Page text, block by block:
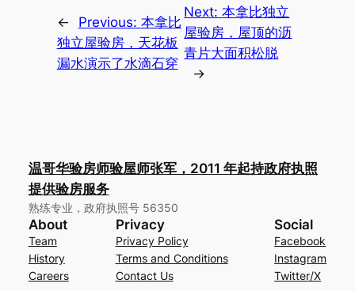
← Previous: 本拿比
独立屋验房，天花板
漏水演示了水滴石穿
Next:本拿比独立
屋验房，屋顶的沥
青片大面积松脱
→
温哥华验房师验屋师张军，2011 年起持政府执照
提供验房服务
熟练专业，政府执照号 56350
About
Team
History
Careers
Privacy
Privacy Policy
Terms and Conditions
Contact Us
Social
Facebook
Instagram
Twitter/X